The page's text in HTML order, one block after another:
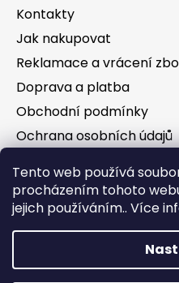
Tento web používá
procházením tohoto
jejich používáním.. Více
Kontakty
Jak nakupovat
Reklamace a vrácení
Doprava a platba
Obchodní podmínky
Ochrana osobních údajů
Facebook